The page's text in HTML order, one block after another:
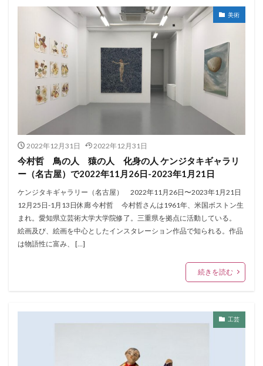
美術
2022年12月31日 2022年12月31日
今村哲 鳥の人 猿の人 化身の人 ケンジタキギャラリ
ー（名古屋）で2022年11月26日-2023年1月21日
ケンジタキギャラリー（名古屋） 2022年11月26日〜2023年1月21日
12月25日-1月13日休廊 今村哲 今村哲さんは1961年、米国ボストン生
まれ。愛知県立芸術大学大学院修了。三重県を拠点に活動している。
絵画及び、絵画を中心としたインスタレーション作品で知られる。作品
は物語性に富み、 […]
続きを読む
工芸